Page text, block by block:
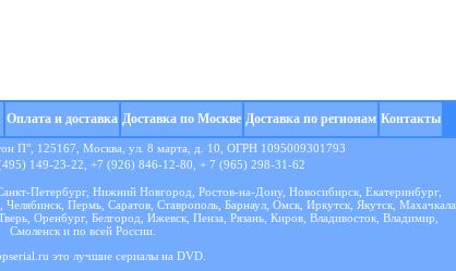
Оплата и доставка Доставка по Москве Доставка по регионам Контакты
П", 125167, Москва, ул. 8 марта, д. 10, ОГРН 1095009301793
149-23-22, +7 (926) 846-12-80, + 7 (965) 298-31-62
Петербург, Нижний Новгород, Ростов-на-Дону, Новосибирск, Екатеринбург,
Пермь, Саратов, Ставрополь, Барнаул, Омск, Иркутск, Якутск, Махачкала,
Оренбург, Белгород, Ижевск, Пенза, Рязань, Киров, Владивосток, Владимир,
Смоленск и по всей России.
это лучшие сериалына DVD.